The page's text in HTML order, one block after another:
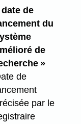
date de
du
de
»
de
par le